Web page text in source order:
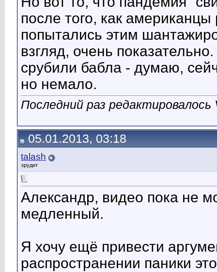
после того, как
попытались этим
взгляд, очень
срубили бабла - думаю,
но немало.
Последний раз
05.01.2013, 03:18
talash
эрудит
Александр, видео пока не
медленный.
Я хочу ещё привести
распространении паники